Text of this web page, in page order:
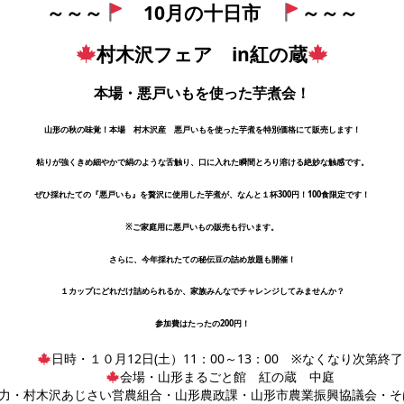
～～～ 10月の十日市
～～～
村木沢フェア in紅の蔵
本場・悪戸いもを使った芋煮会！
山形の秋の味覚！本場 村木沢産 悪戸いもを使った芋煮を特別価格にて販売します！
粘りが強くきめ細やかで絹のような舌触り、口に入れた瞬間とろり溶ける絶妙な触感です。
ぜひ採れたての『悪戸いも』を贅沢に使用した芋煮が、なんと１杯300円！100食限定です！
※ご家庭用に悪戸いもの販売も行います。
さらに、今年採れたての秘伝豆の詰め放題も開催！
１カップにどれだけ詰められるか、家族みんなでチャレンジしてみませんか？
参加費はたったの200円！
日時・１０月12日(土）11：00～13：00 ※なくなり次第終了
会場・山形まるごと館 紅の蔵 中庭
・村木沢あじさい営農組合・山形農政課・山形市農業振興協議会・